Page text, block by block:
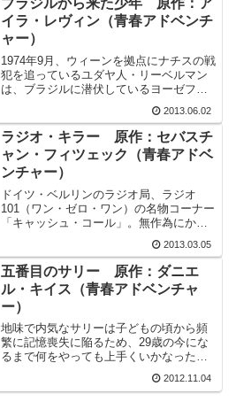
態はもはや通常の出来事とは言えなくな
った。そして迎える急病人の死。それは
緊急事態の終わりではなく、始まりに過
ぎなかったのだ。
療法で過去の記憶を呼び覚ますことを決
意し、精神科医アリシアのもとを訪れ
る。しかし、治療を始めた直後に彼の身
辺で不審な出来事が起こり始める。彼は
命を狙われ始めたようなのだ。母親が殺
された、30年前のあの夜。連合国軍の大
空襲を受けていたベルリンで本当は何が
起きていたのか。そして、それはなぜ今
でも隠されなければならないのか。
ブラジルから来た少年 原作：ア
イラ・レヴィン（青春アドベンチ
ャー）
1974年9月、ウィーンを拠点にナチスの戦
犯を追っているユダヤ人・リーベルマン
は、ブラジルに潜伏しているヨーゼフ・
を得る。ヨーゼフ・メンゲレ。ナチスの
人種理論の強烈な信奉者で、アウシュビ
ッツ強制収容所で多くの人体事件を繰り
返し「白い悪魔」と呼ばれた男。もしも
逮捕できれば大きな成果だが、その類の
胡散臭い情報が入ることはよくあること
で、すぐには信じられない。しかも情報
提供者によれば彼は「ヨーロッパとアメ
リカの各地で暮らしている96人の65歳の
男性」を殺害する計画を立てているとい
う。俄には信じがたい話であったが、そ
の情報が突如、信憑性を増す事態が発生
する。情報提供者が、リーベルマンと電
話で話している最中に何事かのトラブル
に巻き込まれ、そのまま消息を絶ってし
まったのだ。何かが始まろうとしてい
る。リーベルマンは事件の全容を把握す
るために動き始める。
2013.06.02
ラジオ・キラー 原作：セバスチ
ャン・フィツェック（青春アドベ
ンチャー）
ドイツ・ベルリンのラジオ局、ラジオ
101（ワン・ゼロ・ワン）の名物コーナー
「キャッシュ・コール」。無作為にかけ
されたパスワードを答えられれば現金が
もらえるという人気のコーナーだ。しか
し、スタジオ見学に来た松葉杖の男が、
番組中に突然人質を取りラジオ101に立て
こもってしまったことにより番組は一変
してしまう。犯人は番組を乗っ取り、彼
自身のルールにより「キャッシュ・コー
ル」を再開したのだ。「ハロー、ベルリ
ン。もし電話を受けたあなたがパスワー
ド以外のことを言ってしまったら僕はこ
のスタジオにいる誰かを射殺します。101
2013.03.05
五番目のサリー 原作：ダニエ
ル・キイス（青春アドベンチャ
ー）
地味で内気なサリーは子どもの頃から頻
繁に記憶喪失に陥るため、29歳の今にな
るまで何をやっても上手くいかなった。
実はサリーの心の中には、デリー、ノ
ラ、ベラ、ジンクスの4人の人格がおり、
2012.11.04